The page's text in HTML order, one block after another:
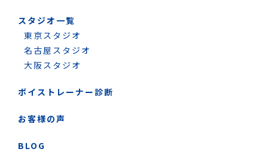
スタジオ一覧
東京スタジオ
名古屋スタジオ
大阪スタジオ
ボイストレーナー診断
お客様の声
BLOG